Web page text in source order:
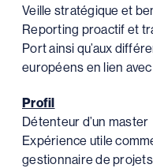
Veille stratégique et
Reporting proactif et
Port ainsi qu’aux
européens en lien
Profil
Détenteur d’un master
Expérience utile
gestionnaire de